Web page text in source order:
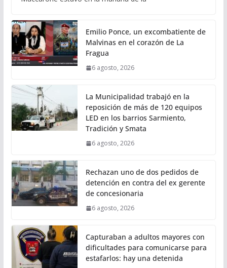
Emilio Ponce, un excombatiente de
Malvinas en el corazón de La
Fragua
6 agosto, 2026
La Municipalidad trabajó en la
reposición de más de 120 equipos
LED en los barrios Sarmiento,
Tradición y Smata
6 agosto, 2026
Rechazan uno de dos pedidos de
detención en contra del ex gerente
de concesionaria
6 agosto, 2026
Capturaban a adultos mayores con
dificultades para comunicarse para
estafarlos: hay una detenida